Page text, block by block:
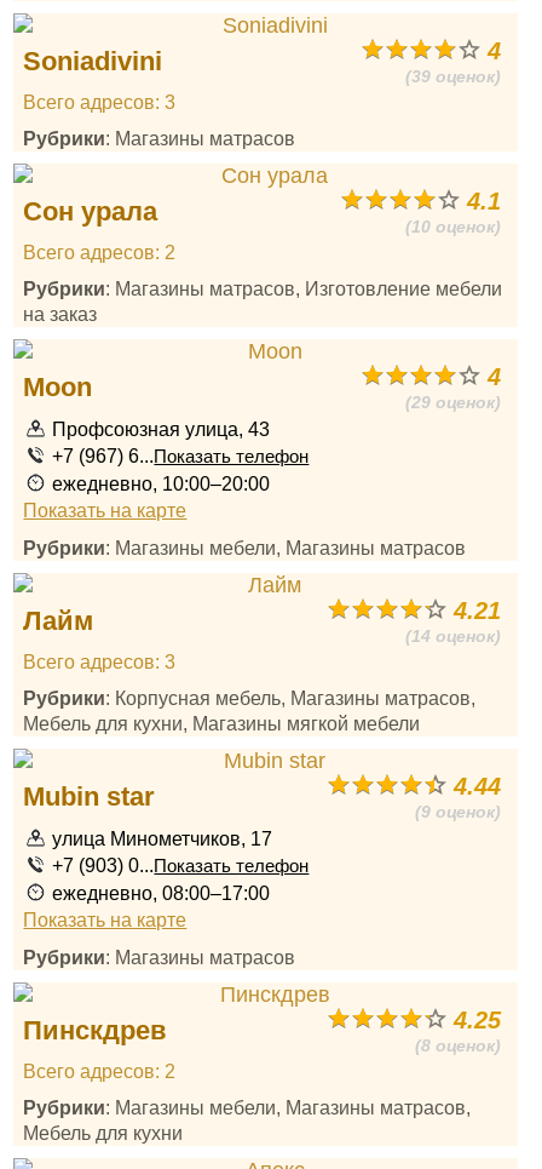
4
(39 оценок)
Soniadivini
Всего адресов: 3
Рубрики: Магазины матрасов
4.1
(10 оценок)
Сон урала
Всего адресов: 2
Рубрики: Магазины матрасов, Изготовление мебели
на заказ
4
(29 оценок)
Moon
Профсоюзная улица, 43
+7 (967) 6...Показать телефон
ежедневно, 10:00–20:00
Показать на карте
Рубрики: Магазины мебели, Магазины матрасов
4.21
(14 оценок)
Лайм
Всего адресов: 3
Рубрики: Корпусная мебель, Магазины матрасов,
Мебель для кухни, Магазины мягкой мебели
4.44
(9 оценок)
Mubin star
улица Минометчиков, 17
+7 (903) 0...Показать телефон
ежедневно, 08:00–17:00
Показать на карте
Рубрики: Магазины матрасов
4.25
(8 оценок)
Пинскдрев
Всего адресов: 2
Рубрики: Магазины мебели, Магазины матрасов,
Мебель для кухни